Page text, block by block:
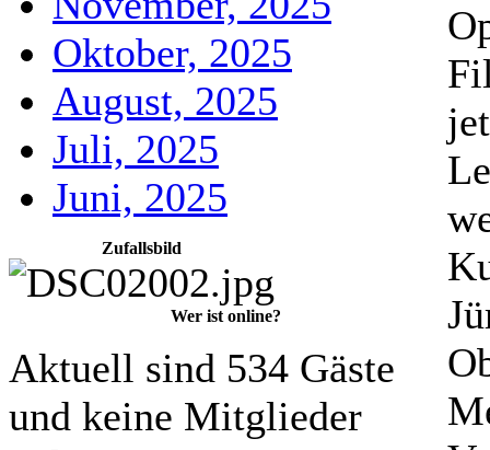
Oktober, 2025
August, 2025
Juli, 2025
Juni, 2025
Zufallsbild
Wer ist online?
Aktuell sind 534 Gäste
und keine Mitglieder